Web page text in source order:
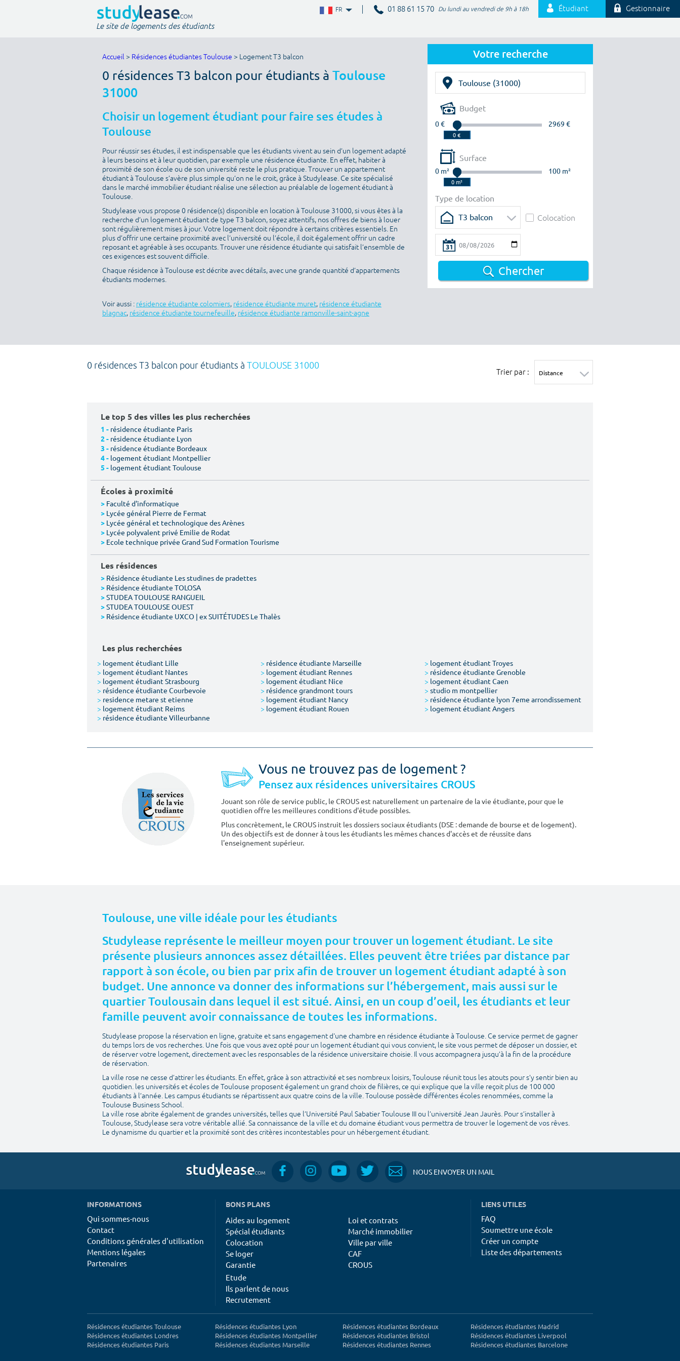
FR 01 88 61 15 70 Du lundi au vendredi de 9h à 18h Étudiant Gestionnaire
Le site de logements des étudiants
Votre recherche
Budget
0 € 2969 €
Surface
0 m² 100 m²
Type de location
T3 balcon
Colocation
Chercher
Accueil > Résidences étudiantes Toulouse > Logement T3 balcon
0 résidences T3 balcon pour étudiants à Toulouse
31000
Choisir un logement étudiant pour faire ses études à
Toulouse
Pour réussir ses études, il est indispensable que les étudiants vivent au sein d’un logement adapté
à leurs besoins et à leur quotidien, par exemple une résidence étudiante. En effet, habiter à
proximité de son école ou de son université reste le plus pratique. Trouver un appartement
étudiant à Toulouse s’avère plus simple qu’on ne le croit, grâce à Studylease. Ce site spécialisé
dans le marché immobilier étudiant réalise une sélection au préalable de logement étudiant à
Toulouse.
Studylease vous propose 0 résidence(s) disponible en location à Toulouse 31000, si vous êtes à la
recherche d’un logement étudiant de type T3 balcon, soyez attentifs, nos offres de biens à louer
sont régulièrement mises à jour. Votre logement doit répondre à certains critères essentiels. En
plus d’offrir une certaine proximité avec l’université ou l’école, il doit également offrir un cadre
reposant et agréable à ses occupants. Trouver une résidence étudiante qui satisfait l’ensemble de
ces exigences est souvent difficile.
Chaque résidence à Toulouse est décrite avec détails, avec une grande quantité d’appartements
étudiants modernes.
Voir aussi : résidence étudiante colomiers, résidence étudiante muret, résidence étudiante
blagnac, résidence étudiante tournefeuille, résidence étudiante ramonville-saint-agne
0 résidences T3 balcon pour étudiants à TOULOUSE 31000
Trier par :
Le top 5 des villes les plus recherchées
1 - résidence étudiante Paris
2 - résidence étudiante Lyon
3 - résidence étudiante Bordeaux
4 - logement étudiant Montpellier
5 - logement étudiant Toulouse
Écoles à proximité
> Faculté d'informatique
> Lycée général Pierre de Fermat
> Lycée général et technologique des Arènes
> Lycée polyvalent privé Emilie de Rodat
> Ecole technique privée Grand Sud Formation Tourisme
Les résidences
> Résidence étudiante Les studines de pradettes
> Résidence étudiante TOLOSA
>STUDEA TOULOUSE RANGUEIL
>STUDEA TOULOUSE OUEST
> Résidence étudiante UXCO | ex SUITÉTUDES Le Thalès
Les plus recherchées
> logement étudiant Lille > résidence étudiante Marseille > logement étudiant Troyes
> logement étudiant Nantes > logement étudiant Rennes > résidence étudiante Grenoble
> logement étudiant Strasbourg > logement étudiant Nice > logement étudiant Caen
> résidence étudiante Courbevoie > résidence grandmont tours > studio m montpellier
> residence metare st etienne > logement étudiant Nancy > résidence étudiante lyon 7eme arrondissement
> logement étudiant Reims > logement étudiant Rouen > logement étudiant Angers
> résidence étudiante Villeurbanne
Vous ne trouvez pas de logement ?
Pensez aux résidences universitaires CROUS
Jouant son rôle de service public, le CROUS est naturellement un partenaire de la vie étudiante, pour que le
quotidien offre les meilleures conditions d'étude possibles.
Plus concrètement, le CROUS instruit les dossiers sociaux étudiants (DSE : demande de bourse et de logement).
Un des objectifs est de donner à tous les étudiants les mêmes chances d'accès et de réussite dans
l'enseignement supérieur.
Toulouse, une ville idéale pour les étudiants
Studylease représente le meilleur moyen pour trouver un logement étudiant. Le site
présente plusieurs annonces assez détaillées. Elles peuvent être triées par distance par
rapport à son école, ou bien par prix afin de trouver un logement étudiant adapté à son
budget. Une annonce va donner des informations sur l’hébergement, mais aussi sur le
quartier Toulousain dans lequel il est situé. Ainsi, en un coup d’oeil, les étudiants et leur
famille peuvent avoir connaissance de toutes les informations.
Studylease propose la réservation en ligne, gratuite et sans engagement d'une chambre en résidence étudiante à Toulouse. Ce service permet de gagner
du temps lors de vos recherches. Une fois que vous avez opté pour un logement étudiant qui vous convient, le site vous permet de déposer un dossier, et
de réserver votre logement, directement avec les responsables de la résidence universitaire choisie. Il vous accompagnera jusqu’à la fin de la procédure
de réservation.
La ville rose ne cesse d’attirer les étudiants. En effet, grâce à son attractivité et ses nombreux loisirs, Toulouse réunit tous les atouts pour s’y sentir bien au
quotidien. les universités et écoles de Toulouse proposent également un grand choix de filières, ce qui explique que la ville reçoit plus de 100 000
étudiants à l’année. Les campus étudiants se répartissent aux quatre coins de la ville. Toulouse possède différentes écoles renommées, comme la
Toulouse Business School.
La ville rose abrite également de grandes universités, telles que l’Université Paul Sabatier Toulouse III ou l’université Jean Jaurès. Pour s’installer à
Toulouse, Studylease sera votre véritable allié. Sa connaissance de la ville et du domaine étudiant vous permettra de trouver le logement de vos rêves.
Le dynamisme du quartier et la proximité sont des critères incontestables pour un hébergement étudiant.
NOUS ENVOYER UN MAIL
INFORMATIONS
Qui sommes-nous
Contact
Conditions générales d'utilisation
Mentions légales
Partenaires
BONS PLANS
Aides au logement
Spécial étudiants
Colocation
Se loger
Garantie
Loi et contrats
Marché immobilier
Ville par ville
CAF
CROUS
Etude
Ils parlent de nous
Recrutement
LIENS UTILES
FAQ
Soumettre une école
Créer un compte
Liste des départements
Résidences étudiantes Toulouse
Résidences étudiantes Londres
Résidences étudiantes Paris
Résidences étudiantes Lyon
Résidences étudiantes Montpellier
Résidences étudiantes Marseille
Résidences étudiantes Bordeaux
Résidences étudiantes Bristol
Résidences étudiantes Rennes
Résidences étudiantes Madrid
Résidences étudiantes Liverpool
Résidences étudiantes Barcelone